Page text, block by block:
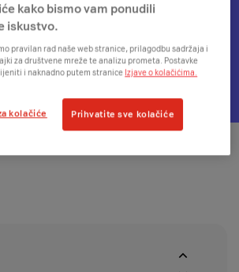
da se predomisliš
u A1 centrima
kako bismo vam ponudili
iskustvo.
pravilan rad naše web stranice, prilagodbu sadržaja i
za društvene mreže te analizu prometa. Postavke
i naknadno putem stranice Izjave o kolačićima.
kolačiće Prihvatite sve kolačiće